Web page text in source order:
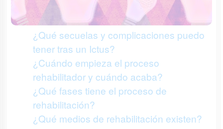
¿Qué secuelas y complicaciones puedo
tener tras un Ictus?
¿Cuándo empieza el proceso
rehabilitador y cuándo acaba?
¿Qué fases tiene el proceso de
rehabilitación?
¿Qué medios de rehabilitación existen?